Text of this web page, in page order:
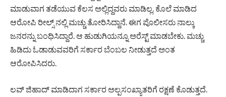
ಮಾಡುವಾಗ ತಡೆಯುವ ಕೆಲಸ ಅಲ್ಲಿದ್ದವರು ಮಾಡಿಲ್ಲ. ಕೊಲೆ ಮಾಡಿದ
ಆರೋಪಿ ರೀಲ್ಸ್‌ ನಲ್ಲಿ ಮಚ್ಚು ತೋರಿಸಿದ್ದಾನೆ. ಈಗ ಪೊಲೀಸರು ನಾಲ್ಕು
ಜನರನ್ನು ಬಂಧಿಸಿದ್ದಾರೆ. ಆ ಹುಡುಗಿಯನ್ನೂ ಅರೆಸ್ಟ್‌ ಮಾಡಬೇಕು. ಮಚ್ಚು
ಹಿಡಿದು ಓಡಾಡುವವರಿಗೆ ಸರ್ಕಾರ ಬೆಂಬಲ ನೀಡುತ್ತದೆ ಅಂತ
ಆರೋಪಿಸಿದರು.
ಲವ್ ಜಿಹಾದ್ ಮಾಡಿದಾಗ ಸರ್ಕಾರ ಅಲ್ಪಸಂಖ್ಯಾತರಿಗೆ ರಕ್ಷಣೆ ಕೊಡುತ್ತದೆ.